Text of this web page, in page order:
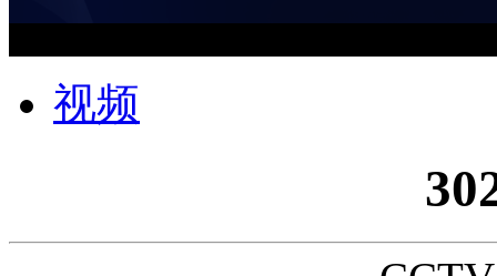
视频